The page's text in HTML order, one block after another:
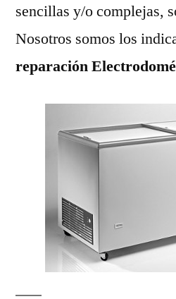
sencillas y/o complejas,
Nosotros somos los
reparación